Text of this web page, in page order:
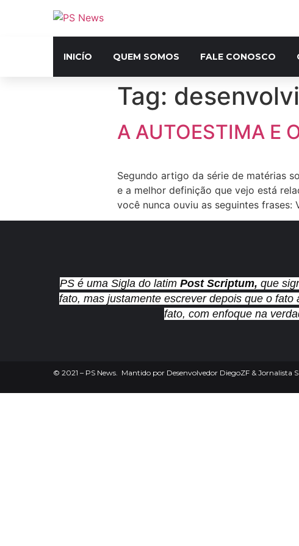
INICÍO QUEM SOMOS FALE CONOSCO
Tag:
A AUTOESTIMA E
Segundo artigo da série de matérias
e a melhor definição que vejo está
você nunca ouviu as seguintes frases:
PS é uma Sigla do latim Post Scriptum, que
fato, mas justamente escrever depois que o
fato, com enfoque na
© 2021 – PS News. Mantido por Desenvolvedor DiegoZF & Jornalista